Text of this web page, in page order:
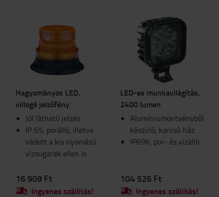
Villák és villatoldatok
Targonca tartozékok
Biztonság
Kocsik és rollerek
Lámpák
Ülések
RAM-konzol
Munkaruha
Téli
Munkahely és raktár
Belső égésű motorral felszerelt targonca
Kategória
Hagyományos LED,
villogó jelzőfény
Jól látható jelzés
IP 65, porálló, illetve
védett a kis nyomású
vízsugarak ellen is
16 909 Ft
Ingyenes szállítás!
LED-es munkavilágítás,
2400 lumen
Alumíniumöntvényből
készülő, karcsú ház
IP69K, por- és vízálló
104 526 Ft
Ingyenes szállítás!